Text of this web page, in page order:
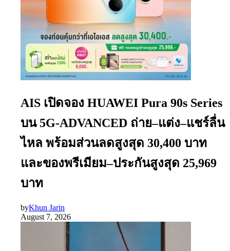
AIS เปิดจอง HUAWEI Pura 90s Series
บน 5G-ADVANCED ถ่าย–แต่ง–แชร์ลื่น
ไหล พร้อมส่วนลดสูงสุด 30,400 บาท
และของพรีเมียม–ประกันสูงสุด 25,969
บาท
byKhun Jarin
August 7, 2026